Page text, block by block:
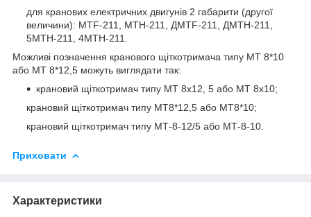
для кранових електричних двигунів 2 габарити (другої
величини): MTF-211, MTH-211, ДMTF-211, ДMTH-211,
5MTH-211, 4MTH-211.
Можливі позначення кранового щіткотримача типу МТ 8*10
або МТ 8*12,5 можуть виглядати так:
крановий щіткотримач типу МТ 8х12, 5 або МТ 8х10;
крановий щіткотримач типу МТ8*12,5 або МТ8*10;
крановий щіткотримач типу МТ-8-12/5 або МТ-8-10.
Приховати
Характеристики